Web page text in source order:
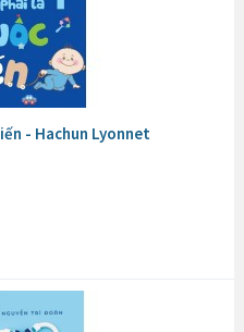
- Hachun Lyonnet